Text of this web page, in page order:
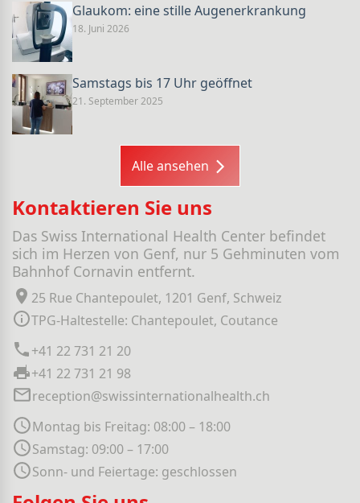
Glaukom: eine stille Augenerkrankung
18. Juni 2026
Samstags bis 17 Uhr geöffnet
21. September 2025
Alle ansehen
Kontaktieren Sie uns
Das Swiss International Health Center befindet
sich im Herzen von Genf, nur 5 Gehminuten vom
Bahnhof Cornavin entfernt.
25 Rue Chantepoulet, 1201 Genf, Schweiz
TPG-Haltestelle: Chantepoulet, Coutance
+41 22 731 21 20
+41 22 731 21 98
reception@swissinternationalhealth.ch
Montag bis Freitag: 08:00 – 18:00
Samstag: 09:00 – 17:00
Sonn- und Feiertage: geschlossen